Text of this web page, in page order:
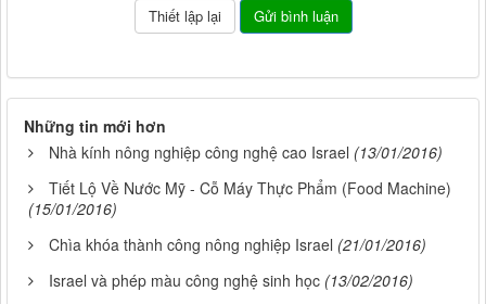
Những tin mới hơn
Nhà kính nông nghiệp công nghệ cao Israel (13/01/2016)
Tiết Lộ Về Nước Mỹ - Cỗ Máy Thực Phẩm (Food Machine)
(15/01/2016)
Chìa khóa thành công nông nghiệp Israel (21/01/2016)
Israel và phép màu công nghệ sinh học (13/02/2016)